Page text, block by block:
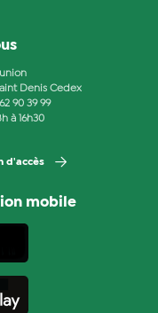
Denis Cedex
90 39 99
à 16h30
d'accès
mobile